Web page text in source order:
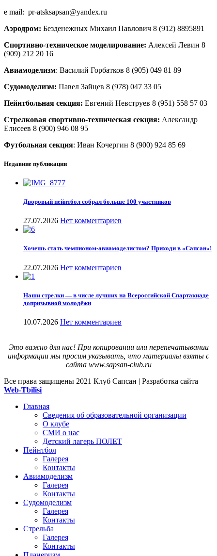
e mail: pr-atsksapsan@yandex.ru
Аэродром: Безденежных Михаил Павлович 8 (912) 8895891
Спортивно-техническое моделирование: Алексей Левин 8
(909) 212 20 16
Авиамоделизм: Василий Горбатков 8 (905) 049 81 89
Судомоделизм: Павел Зайцев 8 (978) 047 33 05
Пейнтбольная секция: Евгений Невструев 8 (951) 558 57 03
Стрелковая спортивно-техническая секция: Александр
Елисеев 8 (900) 946 08 95
Футбольная секция: Иван Кочергин 8 (900) 924 85 69
Недавние публикации
Дворовый пейнтбол собрал больше 100 участников
27.07.2026 Нет комментариев
Хочешь стать чемпионом-авиамоделистом? Приходи в «Сапсан»!
22.07.2026 Нет комментариев
Наши стрелки — в числе лучших на Всероссийской Спартакиаде
допризывной молодёжи
10.07.2026 Нет комментариев
Это важно для нас! При копировании или перепечатывании
информации мы просим указывать, что материалы взяты с
сайта www.sapsan-club.ru
Все права защищены 2021 Клуб Сапсан | Разработка сайта
Web-Tbilisi
Главная
Сведения об образовательной организации
О клубе
СМИ о нас
Детский лагерь ПОЛЕТ
Пейнтбол
Галерея
Контакты
Авиамоделизм
Галерея
Контакты
Судомоделизм
Галерея
Контакты
Стрельба
Галерея
Контакты